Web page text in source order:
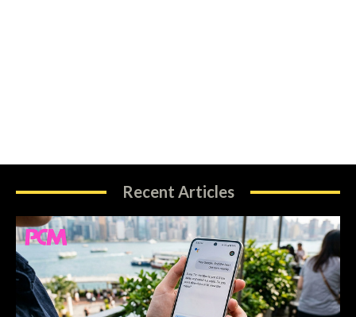
Recent Articles